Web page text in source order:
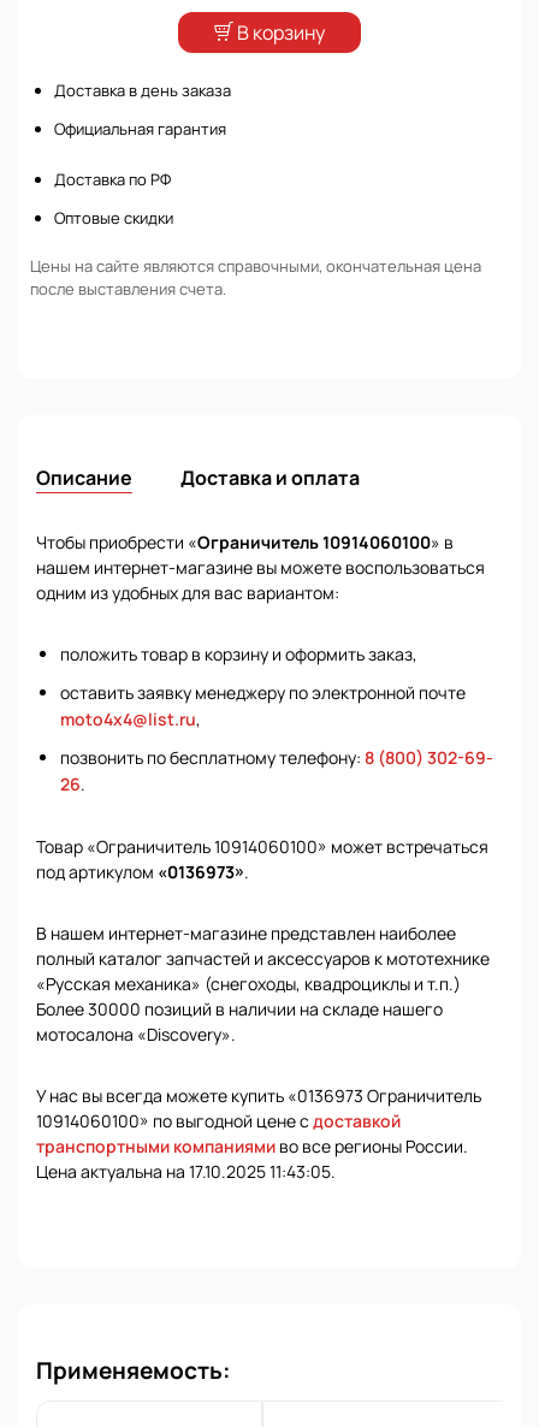
В корзину
Доставка в день заказа
Официальная гарантия
Доставка по РФ
Оптовые скидки
Цены на сайте являются справочными, окончательная цена
после выставления счета.
Описание Доставка и оплата
Чтобы приобрести «Ограничитель 10914060100» в
нашем интернет-магазине вы можете воспользоваться
одним из удобных для вас вариантом:
положить товар в корзину и оформить заказ,
оставить заявку менеджеру по электронной почте
moto4x4@list.ru,
позвонить по бесплатному телефону: 8 (800) 302-69-
26.
Товар «Ограничитель 10914060100» может встречаться
под артикулом «0136973».
В нашем интернет-магазине представлен наиболее
полный каталог запчастей и аксессуаров к мототехнике
«Русская механика» (снегоходы, квадроциклы и т.п.)
Более 30000 позиций в наличии на складе нашего
мотосалона «Discovery».
У нас вы всегда можете купить «0136973 Ограничитель
10914060100» по выгодной цене с доставкой
транспортными компаниями во все регионы России.
Цена актуальна на 17.10.2025 11:43:05.
Применяемость: